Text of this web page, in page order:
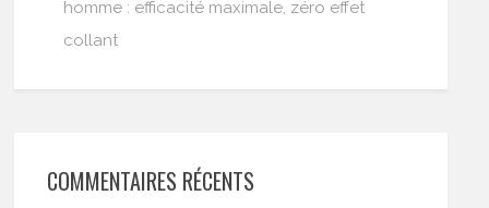
homme : efficacité maximale, zéro effet
collant
COMMENTAIRES RÉCENTS